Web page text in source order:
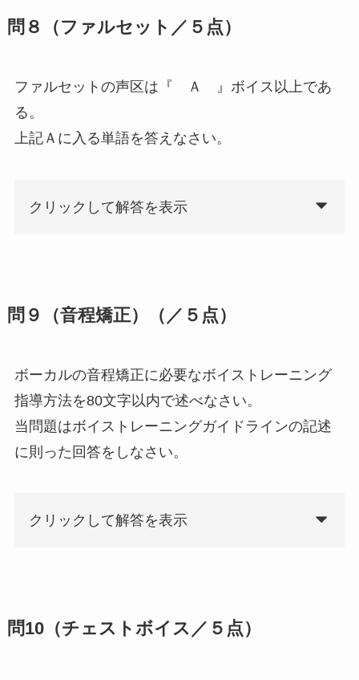
問８（ファルセット／５点）
ファルセットの声区は『 Ａ 』ボイス以上であ
る。
上記Ａに入る単語を答えなさい。
クリックして解答を表示
問９（音程矯正）（／５点）
ボーカルの音程矯正に必要なボイストレーニング
指導方法を80文字以内で述べなさい。
当問題はボイストレーニングガイドラインの記述
に則った回答をしなさい。
クリックして解答を表示
問10（チェストボイス／５点）